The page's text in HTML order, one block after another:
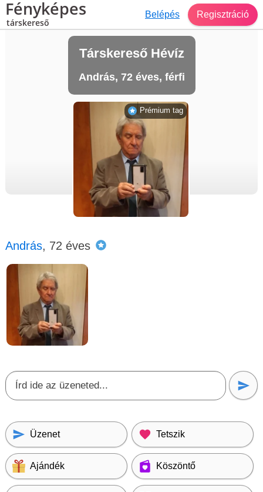
Fényképes
társkereső
Belépés Regisztráció
Társkereső Hévíz
András, 72 éves, férfi
András, 72 éves
Üzenet Tetszik
Ajándék Köszöntő
Prémium tag